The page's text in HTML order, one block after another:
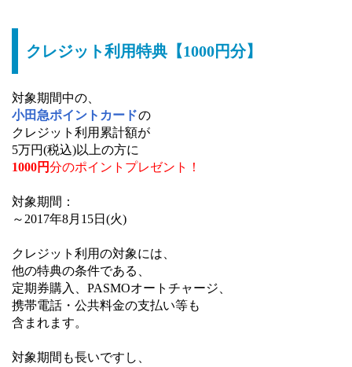
クレジット利用特典【1000円分】
対象期間中の、
小田急ポイントカードの
クレジット利用累計額が
5万円(税込)以上の方に
1000円分のポイントプレゼント！
対象期間：
～2017年8月15日(火)
クレジット利用の対象には、
他の特典の条件である、
定期券購入、PASMOオートチャージ、
携帯電話・公共料金の支払い等も
含まれます。
対象期間も長いですし、